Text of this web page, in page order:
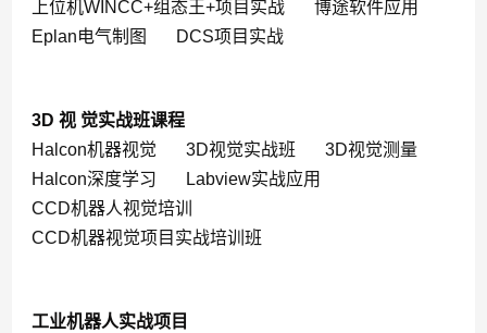
上位机WINCC+组态王+项目实战
博途软件应用
Eplan电气制图
DCS项目实战
3D 视 觉实战班课程
Halcon机器视觉
3D视觉实战班
3D视觉测量
Halcon深度学习
Labview实战应用
CCD机器人视觉培训
CCD机器视觉项目实战培训班
工业机器人实战项目